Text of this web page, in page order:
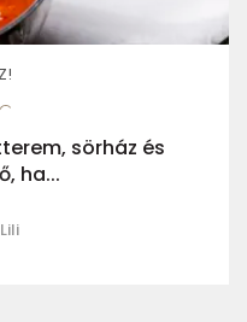
sörház és
ha...